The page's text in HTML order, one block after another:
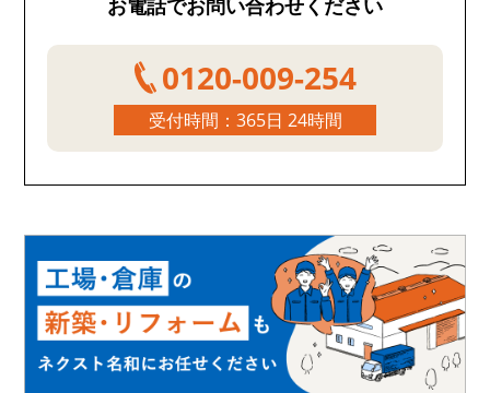
お電話でお問い合わせください
0120-009-254
受付時間：365日 24時間